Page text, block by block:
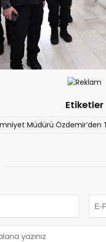
Etiketler
Müdürü Özdemir’den